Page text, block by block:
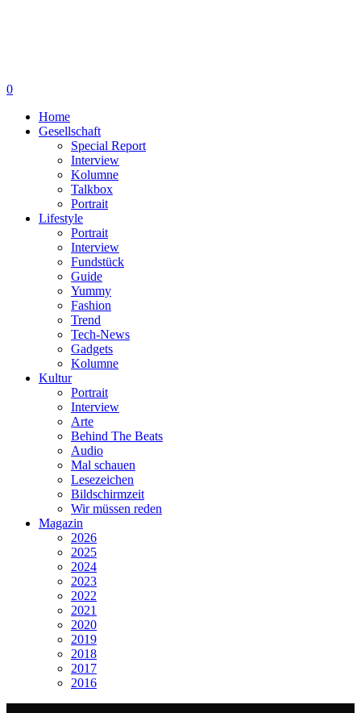
0
Home
Gesellschaft
Special Report
Interview
Kolumne
Talkbox
Portrait
Lifestyle
Portrait
Interview
Fundstück
Guide
Yummy
Fashion
Trend
Tech-News
Gadgets
Kolumne
Kultur
Portrait
Interview
Arte
Behind The Beats
Audio
Mal schauen
Lesezeichen
Bildschirmzeit
Wir müssen reden
Magazin
2026
2025
2024
2023
2022
2021
2020
2019
2018
2017
2016